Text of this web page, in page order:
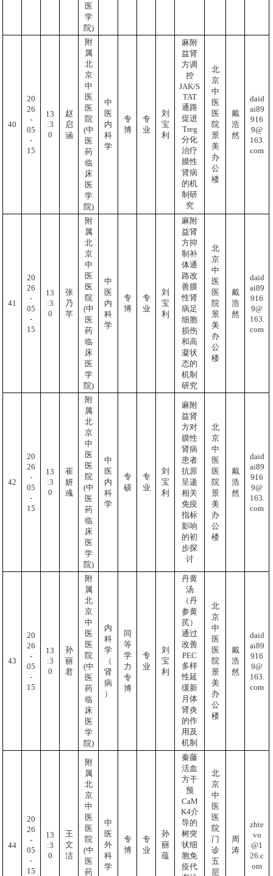
医
学
院)
40
20
26
-
05
-
15
13
:3
0
赵
启
涵
附
属
北
京
中
医
医
院
(中
医
药
临
床
医
学
院)
中
医
内
科
学
专
博
专
业
刘
宝
利
麻附
益肾
方调
控
JAK/S
TAT
通路
促进
Treg
分化
治疗
膜性
肾病
的机
制研
究
北
京
中
医
医
院
景
美
办
公
楼
戴
浩
然
daid
ai89
916
9@
163.
com
41
20
26
-
05
-
15
13
:3
0
张
乃
芊
附
属
北
京
中
医
医
院
(中
医
药
临
床
医
学
院)
中
医
内
科
学
专
博
专
业
刘
宝
利
麻附
益肾
方抑
制补
体通
路改
善膜
性肾
病足
细胞
损伤
和高
凝状
态的
机制
研究
北
京
中
医
医
院
景
美
办
公
楼
戴
浩
然
daid
ai89
916
9@
163.
com
42
20
26
-
05
-
15
13
:3
0
崔
妍
彧
附
属
北
京
中
医
医
院
(中
医
药
临
床
医
学
院)
中
医
内
科
学
专
硕
专
业
刘
宝
利
麻附
益肾
方对
膜性
肾病
患者
抗原
呈递
相关
免疫
指标
影响
的初
步探
讨
北
京
中
医
医
院
景
美
办
公
楼
戴
浩
然
daid
ai89
916
9@
163.
com
43
20
26
-
05
-
15
13
:3
0
孙
丽
君
附
属
北
京
中
医
医
院
(中
医
药
临
床
医
学
院)
内
科
学
（
肾
病
）
同
等
学
力
专
博
专
业
刘
宝
利
丹黄
汤
（丹
参黄
芪）
通过
改善
PEC
多样
性延
缓新
月体
肾炎
的作
用及
机制
北
京
中
医
医
院
景
美
办
公
楼
戴
浩
然
daid
ai89
916
9@
163.
com
44
20
26
-
05
-
15
13
:3
0
王
文
洁
附
属
北
京
中
医
医
院
(中
医
药
中
医
外
科
学
专
博
专
业
孙
丽
蕴
秦藤
活血
方干
预
CaM
K4介
导的
树突
状细
胞免
疫代
北
京
中
医
医
院
门
诊
五
层
周
涛
zhte
vo
@1
26.c
om